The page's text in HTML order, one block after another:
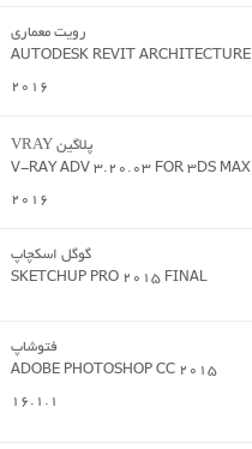
رویت معماری
AUTODESK REVIT ARCHITECTURE
2016
پلاگین VRAY
V-RAY ADV 3.20.03 FOR 3DS MAX
2016
گوگل اسکچاپ
SKETCHUP PRO 2015 FINAL
فتوشاپ
ADOBE PHOTOSHOP CC 2015
16.1.1